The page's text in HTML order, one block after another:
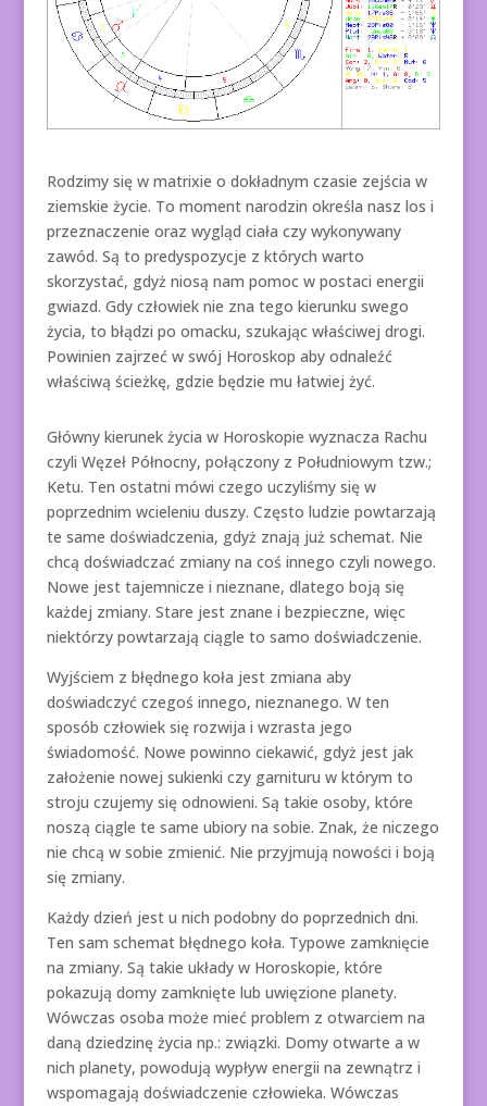
Rodzimy się w matrixie o dokładnym czasie zejścia w
ziemskie życie. To moment narodzin określa nasz los i
przeznaczenie oraz wygląd ciała czy wykonywany
zawód. Są to predyspozycje z których warto
skorzystać, gdyż niosą nam pomoc w postaci energii
gwiazd. Gdy człowiek nie zna tego kierunku swego
życia, to błądzi po omacku, szukając właściwej drogi.
Powinien zajrzeć w swój Horoskop aby odnaleźć
właściwą ścieżkę, gdzie będzie mu łatwiej żyć.
Główny kierunek życia w Horoskopie wyznacza Rachu
czyli Węzeł Północny, połączony z Południowym tzw.;
Ketu. Ten ostatni mówi czego uczyliśmy się w
poprzednim wcieleniu duszy. Często ludzie powtarzają
te same doświadczenia, gdyż znają już schemat. Nie
chcą doświadczać zmiany na coś innego czyli nowego.
Nowe jest tajemnicze i nieznane, dlatego boją się
każdej zmiany. Stare jest znane i bezpieczne, więc
niektórzy powtarzają ciągle to samo doświadczenie.
Wyjściem z błędnego koła jest zmiana aby
doświadczyć czegoś innego, nieznanego. W ten
sposób człowiek się rozwija i wzrasta jego
świadomość. Nowe powinno ciekawić, gdyż jest jak
założenie nowej sukienki czy garnituru w którym to
stroju czujemy się odnowieni. Są takie osoby, które
noszą ciągle te same ubiory na sobie. Znak, że niczego
nie chcą w sobie zmienić. Nie przyjmują nowości i boją
się zmiany.
Każdy dzień jest u nich podobny do poprzednich dni.
Ten sam schemat błędnego koła. Typowe zamknięcie
na zmiany. Są takie układy w Horoskopie, które
pokazują domy zamknięte lub uwięzione planety.
Wówczas osoba może mieć problem z otwarciem na
daną dziedzinę życia np.: związki. Domy otwarte a w
nich planety, powodują wypływ energii na zewnątrz i
wspomagają doświadczenie człowieka. Wówczas